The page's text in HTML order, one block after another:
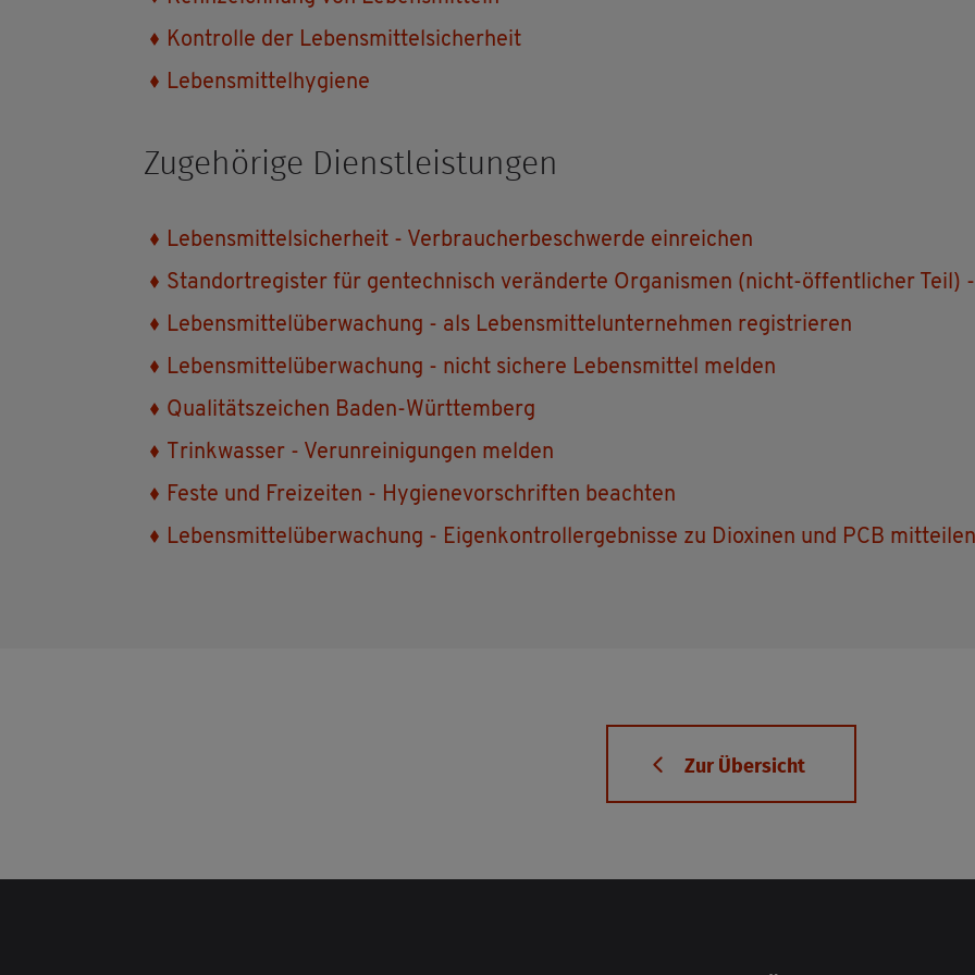
Kon­trol­le der Le­bens­mit­tel­si­cher­heit
Le­bens­mit­tel­hy­gie­ne
Zu­ge­hö­ri­ge Dienst­leis­tun­gen
Le­bens­mit­tel­si­cher­heit - Ver­brau­cher­be­schwer­de ein­rei­chen
Stand­ort­re­gis­ter für gen­tech­nisch ver­än­der­te Or­ga­nis­men (nicht-öf­fent­li­cher Teil)
Le­bens­mit­tel­über­wa­chung - als Le­bens­mit­tel­un­ter­neh­men re­gis­trie­ren
Le­bens­mit­tel­über­wa­chung - nicht si­che­re Le­bens­mit­tel mel­den
Qua­li­täts­zei­chen Baden-Würt­tem­berg
Trink­was­ser - Ver­un­rei­ni­gun­gen mel­den
Feste und Frei­zei­ten - Hy­gie­ne­vor­schrif­ten be­ach­ten
Le­bens­mit­tel­über­wa­chung - Ei­gen­kon­troll­ergeb­nis­se zu Di­oxi­nen und PCB mit­tei­len
Zur Über­sicht